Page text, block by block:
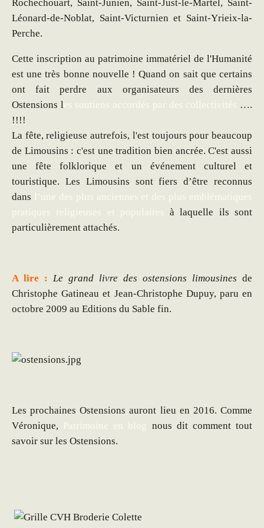
Rochechouart, Saint-Junien, Saint-Just-le-Martel, Saint-
Léonard-de-Noblat, Saint-Victurnien et Saint-Yrieix-la-
Perche.
Cette inscription au patrimoine immatériel de l'Humanité
est une très bonne nouvelle ! Quand on sait que certains
ont fait perdre aux organisateurs des dernières
Ostensions les soutiens accordés par des collectivités ….
!!!!
La fête, religieuse autrefois, l'est toujours pour beaucoup
de Limousins : c'est une tradition bien ancrée. C'est aussi
une fête folklorique et un événement culturel et
touristique. Les Limousins sont fiers d’être reconnus
dans l’une des plus anciennes et des plus emblématiques
pratiques religieuses et populaires à laquelle ils sont
particulièrement attachés.
A lire : Le grand livre des ostensions limousines de
Christophe Gatineau et Jean-Christophe Dupuy, paru en
octobre 2009 au Editions du Sable fin.
Les prochaines Ostensions auront lieu en 2016. Comme
Véronique, Patrimoine en blog nous dit comment tout
savoir sur les Ostensions.